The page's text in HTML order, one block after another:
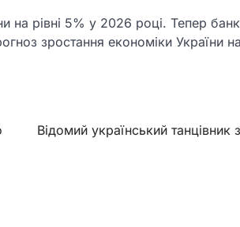
на рівні 5% у 2026 році. Тепер
зростання економіки України
Відомий український